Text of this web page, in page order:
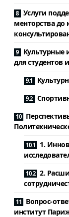
Услуги
менторства до
Культурные
для студентов
1.
2.
Вопрос-
институт